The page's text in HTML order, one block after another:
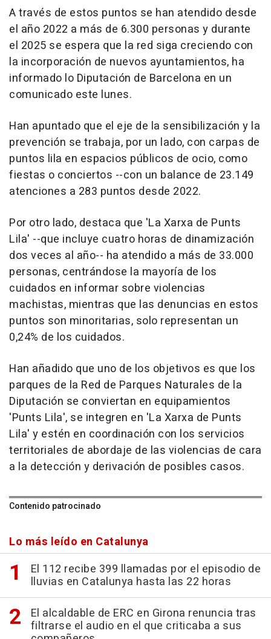
A través de estos puntos se han atendido desde
el año 2022 a más de 6.300 personas y durante
el 2025 se espera que la red siga creciendo con
la incorporación de nuevos ayuntamientos, ha
informado lo Diputación de Barcelona en un
comunicado este lunes.
Han apuntado que el eje de la sensibilización y la
prevención se trabaja, por un lado, con carpas de
puntos lila en espacios públicos de ocio, como
fiestas o conciertos --con un balance de 23.149
atenciones a 283 puntos desde 2022.
Por otro lado, destaca que 'La Xarxa de Punts
Lila' --que incluye cuatro horas de dinamización
dos veces al año-- ha atendido a más de 33.000
personas, centrándose la mayoría de los
cuidados en informar sobre violencias
machistas, mientras que las denuncias en estos
puntos son minoritarias, solo representan un
0,24% de los cuidados.
Han añadido que uno de los objetivos es que los
parques de la Red de Parques Naturales de la
Diputación se conviertan en equipamientos
'Punts Lila', se integren en 'La Xarxa de Punts
Lila' y estén en coordinación con los servicios
territoriales de abordaje de las violencias de cara
a la detección y derivación de posibles casos.
Contenido patrocinado
Lo más leído en Catalunya
El 112 recibe 399 llamadas por el episodio de
lluvias en Catalunya hasta las 22 horas
El alcaldable de ERC en Girona renuncia tras
filtrarse el audio en el que criticaba a sus